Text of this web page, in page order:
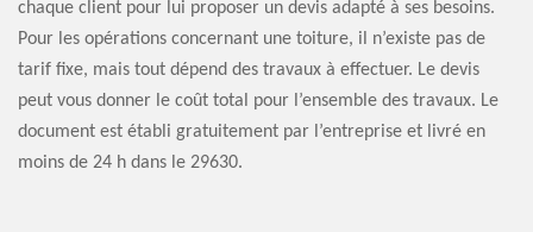
chaque client pour lui proposer un devis adapté à ses besoins.
Pour les opérations concernant une toiture, il n’existe pas de
tarif fixe, mais tout dépend des travaux à effectuer. Le devis
peut vous donner le coût total pour l’ensemble des travaux. Le
document est établi gratuitement par l’entreprise et livré en
moins de 24 h dans le 29630.